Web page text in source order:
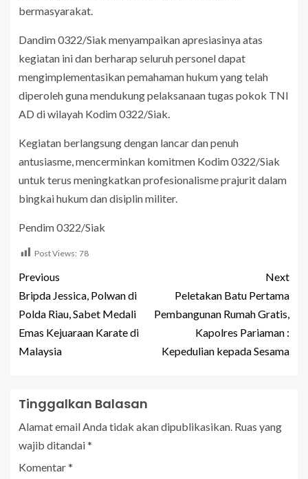
bermasyarakat.
Dandim 0322/Siak menyampaikan apresiasinya atas
kegiatan ini dan berharap seluruh personel dapat
mengimplementasikan pemahaman hukum yang telah
diperoleh guna mendukung pelaksanaan tugas pokok TNI
AD di wilayah Kodim 0322/Siak.
Kegiatan berlangsung dengan lancar dan penuh
antusiasme, mencerminkan komitmen Kodim 0322/Siak
untuk terus meningkatkan profesionalisme prajurit dalam
bingkai hukum dan disiplin militer.
Pendim 0322/Siak
Post Views: 78
Previous
Bripda Jessica, Polwan di
Polda Riau, Sabet Medali
Emas Kejuaraan Karate di
Malaysia
Next
Peletakan Batu Pertama
Pembangunan Rumah Gratis,
Kapolres Pariaman :
Kepedulian kepada Sesama
Tinggalkan Balasan
Alamat email Anda tidak akan dipublikasikan. Ruas yang
wajib ditandai*
Komentar*